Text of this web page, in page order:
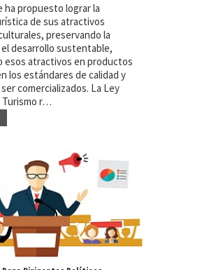
ha propuesto lograr la
de sus atractivos
preservando la
desarrollo sustentable,
esos atractivos en productos
los estándares de calidad y
comercializados. La Ley
Turismo r…